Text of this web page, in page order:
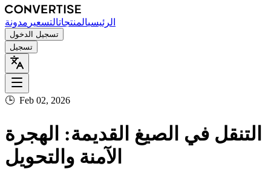
الرئيسيالمنتجاتالتسعير مدونة
تسجيل الدخول
تسجيل
🕒 Feb 02, 2026
التنقل في الصيغ القديمة: الهجرة
الآمنة والتحويل